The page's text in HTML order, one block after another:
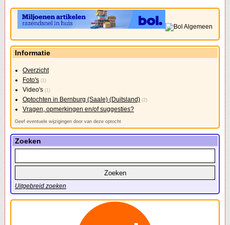
Informatie
Overzicht
Foto's (1)
Video's (1)
Optochten in Bernburg (Saale) (Duitsland) (2)
Vragen, opmerkingen en/of suggesties?
Geef eventuele wijzigingen door van deze optocht
Zoeken
Uitgebreid zoeken